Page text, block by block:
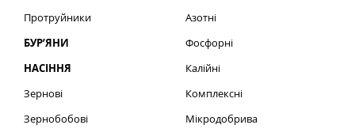
Протруйники
БУР’ЯНИ
НАСІННЯ
Зернові
Зернобобові
Азотні
Фосфорні
Калійні
Комплексні
Мікродобрива